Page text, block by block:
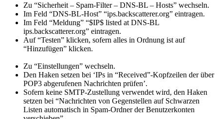
Zu “Sicherheit – Spam-Filter – DNS-BL – Hosts” wechseln.
Im Feld “DNS-BL-Host” “ips.backscatterer.org” eintragen.
Im Feld “Meldung” “$IP$ listed at DNS-BL
ips.backscatterer.org” eintragen.
Auf “Testen” klicken, sofern alles in Ordnung ist auf
“Hinzufügen” klicken.
Zu “Einstellungen” wechseln.
Den Haken setzen bei ‘IPs in “Received”-Kopfzeilen der über
POP3 abgerufenen Nachrichten prüfen’.
Sofern keine SMTP-Zustellung verwendet wird, den Haken
setzen bei “Nachrichten von Gegenstellen auf Schwarzen
Listen automatisch in Spam-Ordner der Benutzerkonten